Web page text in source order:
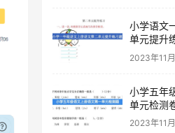
登录 或 刷新
小学语文
单元提升
下载
2023年11
小学五年
单元检测
印
2023年11